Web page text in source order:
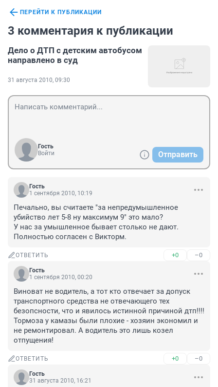
ПЕРЕЙТИ К ПУБЛИКАЦИИ
3 комментария к публикации
Дело о ДТП с детским автобусом
направлено в суд
31 августа 2010, 09:30
Гость
Войти
Отправить
Гость
1 сентября 2010, 10:19
Печально, вы считаете "за непредумышленное
убийство лет 5-8 ну максимум 9" это мало?
У нас за умышленное бывает столько не дают.
Полностью согласен с Викторм.
ОТВЕТИТЬ +0 –0
Гость
1 сентября 2010, 00:20
Виноват не водитель, а тот кто отвечает за допуск
транспортного средства не отвечающего тех
безопсности, что и явилось истинной причиной дтп!!!!
Тормоза у камазы были плохие - хозяин экономил и
не ремонтировал. А водитель это лишь козел
ОТВЕТИТЬ +0 –0
Гость
31 августа 2010, 16:21